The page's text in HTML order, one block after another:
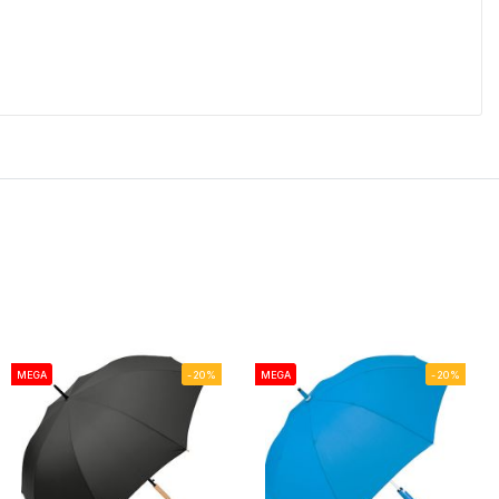
MEGA -20% MEGA -20%